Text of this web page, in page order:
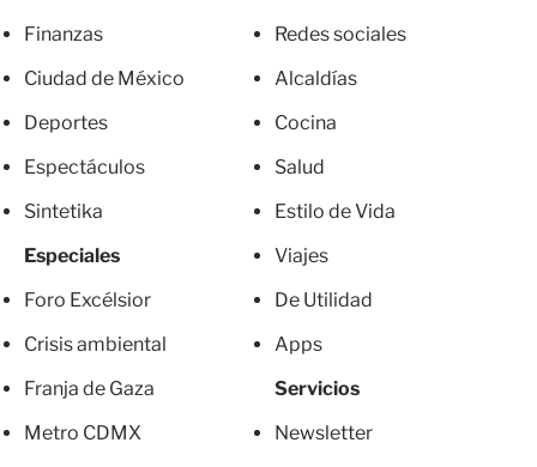
Finanzas
Ciudad de México
Deportes
Espectáculos
Sintetika
Especiales
Foro Excélsior
Crisis ambiental
Franja de Gaza
Metro CDMX
Redes sociales
Alcaldías
Cocina
Salud
Estilo de Vida
Viajes
De Utilidad
Apps
Servicios
Newsletter